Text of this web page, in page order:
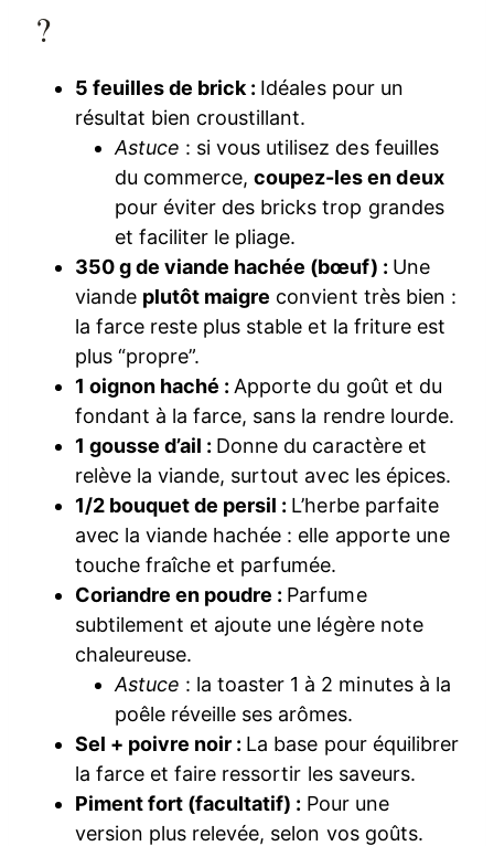
?
5 feuilles de brick : Idéales pour un
résultat bien croustillant.
Astuce : si vous utilisez des feuilles
du commerce,coupez-les en deux
pour éviter des bricks trop grandes
et faciliter le pliage.
350 g de viande hachée (bœuf) : Une
viande plutôt maigre convient très bien :
la farce reste plus stable et la friture est
plus “propre”.
1 oignon haché : Apporte du goût et du
fondant à la farce, sans la rendre lourde.
1 gousse d’ail : Donne du caractère et
relève la viande, surtout avec les épices.
1/2 bouquet de persil : L’herbe parfaite
avec la viande hachée : elle apporte une
touche fraîche et parfumée.
Coriandre en poudre : Parfume
subtilement et ajoute une légère note
chaleureuse.
Astuce : la toaster 1 à 2 minutes à la
poêle réveille ses arômes.
Sel + poivre noir : La base pour équilibrer
la farce et faire ressortir les saveurs.
Piment fort (facultatif) : Pour une
version plus relevée, selon vos goûts.